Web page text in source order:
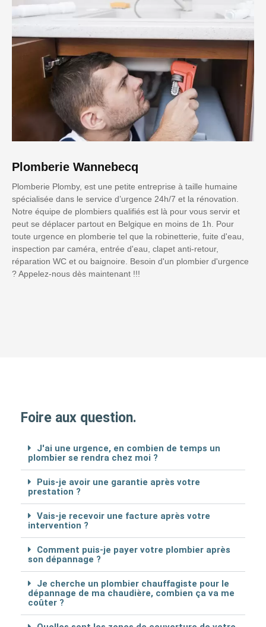
Plomberie Wannebecq
Plomberie Plomby, est une petite entreprise à taille humaine
spécialisée dans le service d’urgence 24h/7 et la rénovation.
Notre équipe de plombiers qualifiés est là pour vous servir et
peut se déplacer partout en Belgique en moins de 1h. Pour
toute urgence en plomberie tel que la robinetterie, fuite d'eau,
inspection par caméra, entrée d'eau, clapet anti-retour,
réparation WC et ou baignoire. Besoin d'un plombier d'urgence
? Appelez-nous dès maintenant !!!
Foire aux question.
J'ai une urgence, en combien de temps un
plombier se rendra chez moi ?
Puis-je avoir une garantie après votre
prestation ?
Vais-je recevoir une facture après votre
intervention ?
Comment puis-je payer votre plombier après
son dépannage ?
Je cherche un plombier chauffagiste pour le
dépannage de ma chaudière, combien ça va me
coûter ?